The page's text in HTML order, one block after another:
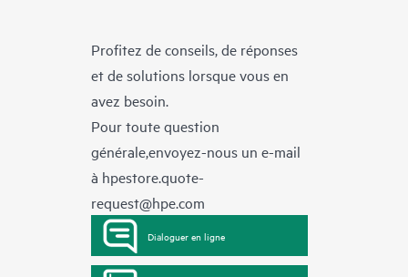
Profitez de conseils, de réponses
et de solutions lorsque vous en
avez besoin.
Pour toute question
générale,envoyez-nous un e-mail
à hpestore.quote-
request@hpe.com
Dialoguer en ligne